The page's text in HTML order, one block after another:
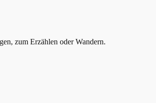
zum Erzählen oder Wandern.